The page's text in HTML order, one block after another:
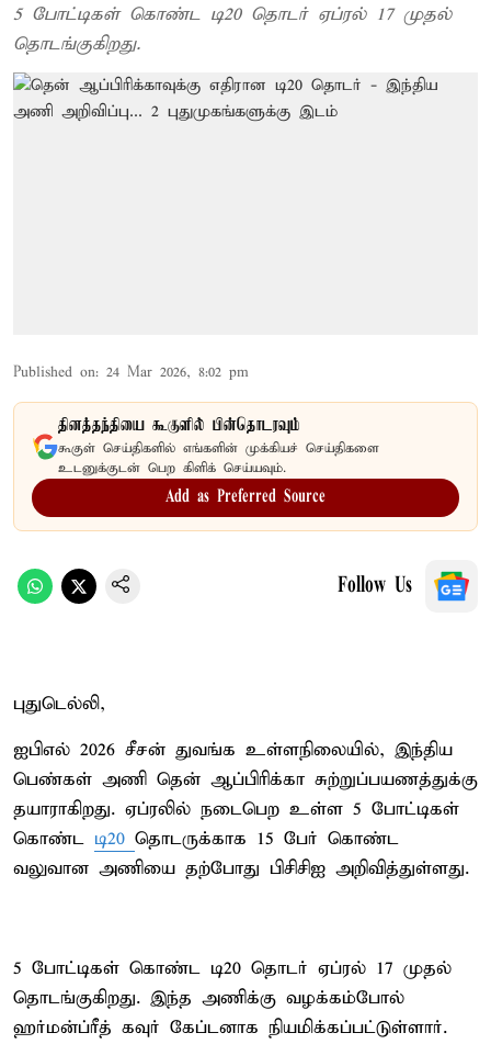
5 போட்டிகள் கொண்ட டி20 தொடர் ஏப்ரல் 17 முதல்
தொடங்குகிறது.
Published on: 24 Mar 2026, 8:02 pm
தினத்தந்தியை கூகுளில் பின்தொடரவும்
கூகுள் செய்திகளில் எங்களின் முக்கியச் செய்திகளை
உடனுக்குடன் பெற கிளிக் செய்யவும்.
Add as Preferred Source
Follow Us
புதுடெல்லி,
ஐபிஎல் 2026 சீசன் துவங்க உள்ளநிலையில், இந்திய
பெண்கள் அணி தென் ஆப்பிரிக்கா சுற்றுப்பயணத்துக்கு
தயாராகிறது. ஏப்ரலில் நடைபெற உள்ள 5 போட்டிகள்
கொண்ட டி20 தொடருக்காக 15 பேர் கொண்ட
வலுவான அணியை தற்போது பிசிசிஐ அறிவித்துள்ளது.
5 போட்டிகள் கொண்ட டி20 தொடர் ஏப்ரல் 17 முதல்
தொடங்குகிறது. இந்த அணிக்கு வழக்கம்போல்
ஹர்மன்ப்ரீத் கவுர் கேப்டனாக நியமிக்கப்பட்டுள்ளார்.